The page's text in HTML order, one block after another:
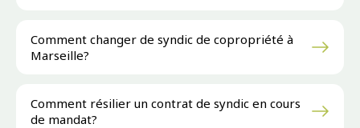
Comment changer de syndic de copropriété à
Marseille?
Comment résilier un contrat de syndic en cours
de mandat?